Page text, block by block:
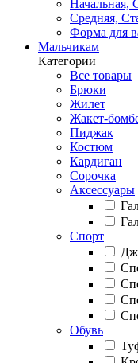
Начальная,
Средняя,
Форма для
Мальчикам
Категории
Все товары
Брюки
Жилет
Жакет-
Пиджак
Костюм
Кардиган
Сорочка
Аксессуары
Спорт
Обувь